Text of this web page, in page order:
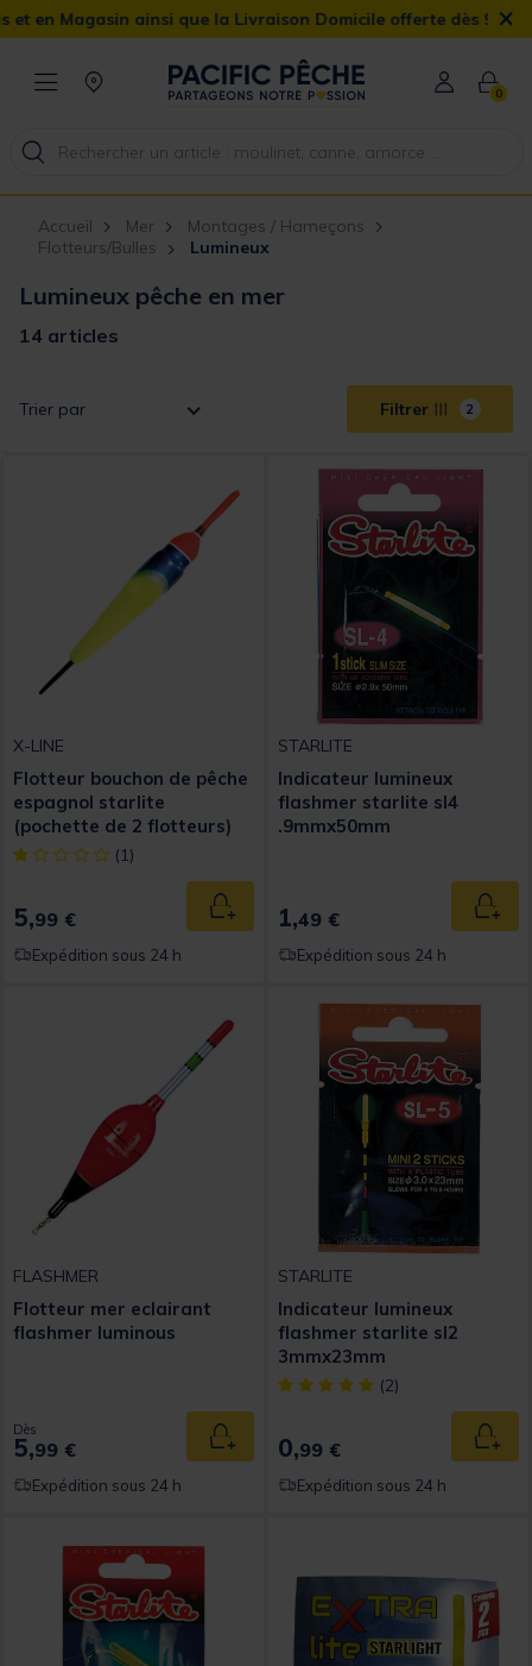
ainsi que la Livraison Domicile offerte dès 90€ ×
0
Accueil Mer
Montages / Hameçons
Flotteurs/Bulles
Lumineux
Lumineux pêche en mer
14 articles
Trier par Filtrer 2
X-LINE
Flotteur bouchon de pêche
espagnol starlite
(pochette de 2 flotteurs)
[object Object] out of 5 Customer Rating
(1)
5,99 € Ajouter au panier
Expédition sous 24 h
STARLITE
Indicateur lumineux
flashmer starlite sl4
.9mmx50mm
1,49 €
Expédition sous 24 h
FLASHMER
Flotteur mer eclairant
flashmer luminous
Dès
5,99 € Ajouter au panier
Expédition sous 24 h
STARLITE
Indicateur lumineux
flashmer starlite sl2
3mmx23mm
[object Object] out of 5
(2)
0,99 €
Expédition sous 24 h